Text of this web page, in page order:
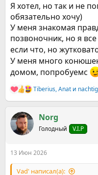
Я хотел, но так и не
обязательно хочу)
У меня знакомая
позвоночник, но я
если что, но
У меня много
домом, попробуемс
Р
е
к
ц
и
Tiberius,Anat и
Norg
Голодный V.I.P
13 Июн 2026
Vad' написал(а):